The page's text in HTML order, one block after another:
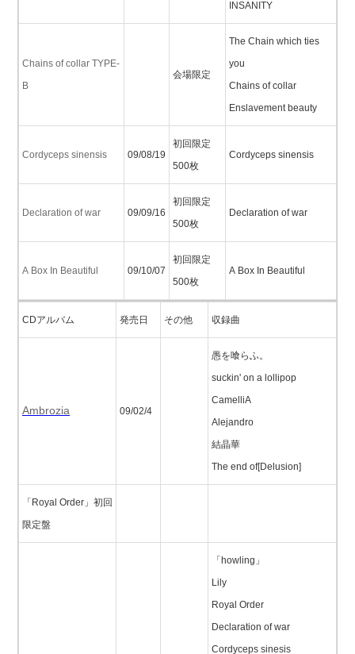
INSANITY
Chains of collar TYPE-
B
会場限定
The Chain which ties
you
Chains of collar
Enslavement beauty
Cordyceps sinensis 09/08/19
初回限定
500枚
Cordyceps sinensis
Declaration of war 09/09/16
初回限定
500枚
Declaration of war
A Box In Beautiful 09/10/07
初回限定
500枚
A Box In Beautiful
CDアルバム 発売日 その他 収録曲
Ambrozia 09/02/4
愚を喰らふ。
suckin' on a lollipop
CamelliA
Alejandro
結晶華
The end of[Delusion]
「Royal Order」初回
限定盤
「howling」
Lily
Royal Order
Declaration of war
Cordyceps sinesis